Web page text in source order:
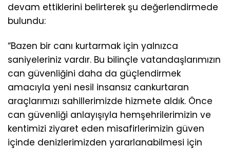
devam ettiklerini belirterek şu değerlendirmede
bulundu:
“Bazen bir canı kurtarmak için yalnızca
saniyeleriniz vardır. Bu bilinçle vatandaşlarımızın
can güvenliğini daha da güçlendirmek
amacıyla yeni nesil insansız cankurtaran
araçlarımızı sahillerimizde hizmete aldık. Önce
can güvenliği anlayışıyla hemşehrilerimizin ve
kentimizi ziyaret eden misafirlerimizin güven
içinde denizlerimizden yararlanabilmesi için